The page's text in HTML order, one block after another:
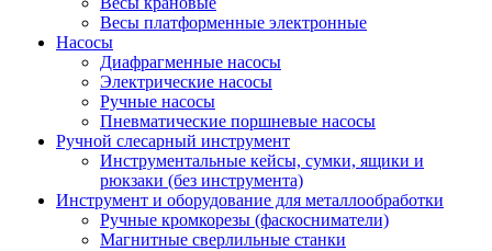
Весы платформенные электронные
Насосы
Диафрагменные насосы
Электрические насосы
Ручные насосы
Пневматические поршневые насосы
Ручной слесарный инструмент
Инструментальные кейсы, сумки, ящики и
рюкзаки (без инструмента)
Инструмент и оборудование для металлообработки
Ручные кромкорезы (фаскосниматели)
Магнитные сверлильные станки